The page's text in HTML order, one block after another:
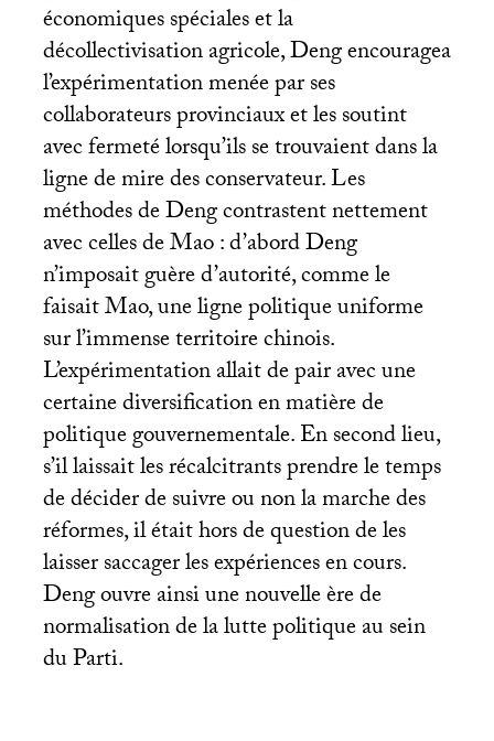
économiques spéciales et la
décollectivisation agricole, Deng encouragea
l’expérimentation menée par ses
collaborateurs provinciaux et les soutint
avec fermeté lorsqu’ils se trouvaient dans la
ligne de mire des conservateur. Les
méthodes de Deng contrastent nettement
avec celles de Mao : d’abord Deng
n’imposait guère d’autorité, comme le
faisait Mao, une ligne politique uniforme
sur l’immense territoire chinois.
L’expérimentation allait de pair avec une
certaine diversification en matière de
politique gouvernementale. En second lieu,
s’il laissait les récalcitrants prendre le temps
de décider de suivre ou non la marche des
réformes, il était hors de question de les
laisser saccager les expériences en cours.
Deng ouvre ainsi une nouvelle ère de
normalisation de la lutte politique au sein
du Parti.